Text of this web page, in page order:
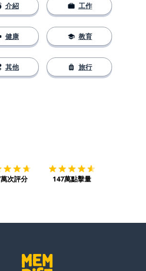
介紹
健康
其他
工作
教育
旅行
次評分 147萬點擊量